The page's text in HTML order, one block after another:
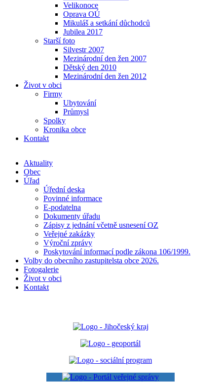
Velikonoce
Oprava OÚ
Mikuláš a setkání důchodců
Jubilea 2017
Starší foto
Silvestr 2007
Mezinárodní den žen 2007
Dětský den 2010
Mezinárodní den žen 2012
Život v obci
Firmy
Ubytování
Průmysl
Spolky
Kronika obce
Kontakt
Aktuality
Obec
Úřad
Úřední deska
Povinné informace
E-podatelna
Dokumenty úřadu
Zápisy z jednání včetně usnesení OZ
Veřejné zakázky
Výroční zprávy
Poskytování informací podle zákona 106/1999.
Volby do obecního zastupitelsta obce 2026.
Fotogalerie
Život v obci
Kontakt